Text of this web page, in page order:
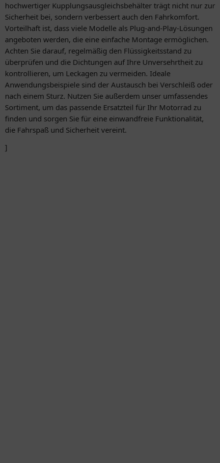
hochwertiger Kupplungsausgleichsbehälter trägt nicht nur zur
Sicherheit bei, sondern verbessert auch den Fahrkomfort.
Vorteilhaft ist, dass viele Modelle als Plug-and-Play-Lösungen
angeboten werden, die eine einfache Montage ermöglichen.
Achten Sie darauf, regelmäßig den Flüssigkeitsstand zu
überprüfen und die Dichtungen auf Ihre Unversehrtheit zu
kontrollieren, um Leckagen zu vermeiden. Ideale
Anwendungsbeispiele sind der Austausch bei Verschleiß oder
nach einem Sturz. Nutzen Sie außerdem unser umfassendes
Sortiment, um das passende Ersatzteil für Ihr Motorrad zu
finden und sorgen Sie für eine einwandfreie Funktionalität,
die Fahrspaß und Sicherheit vereint.
]